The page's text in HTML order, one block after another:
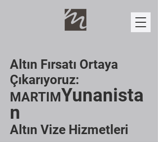
Altın Fırsatı Ortaya
Çıkarıyoruz:
MARTIMYunanista
n
Altın Vize Hizmetleri